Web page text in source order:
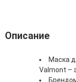
Бальзамы для
Гели для лица
Описание
Маска
Valmont –